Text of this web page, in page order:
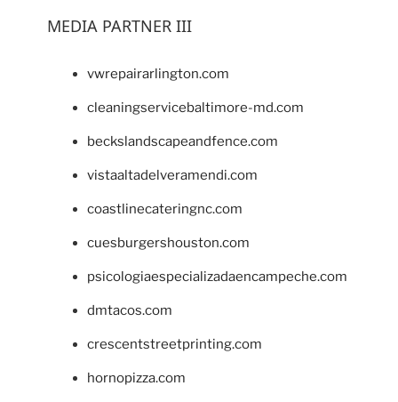
MEDIA PARTNER III
vwrepairarlington.com
cleaningservicebaltimore-md.com
beckslandscapeandfence.com
vistaaltadelveramendi.com
coastlinecateringnc.com
cuesburgershouston.com
psicologiaespecializadaencampeche.com
dmtacos.com
crescentstreetprinting.com
hornopizza.com